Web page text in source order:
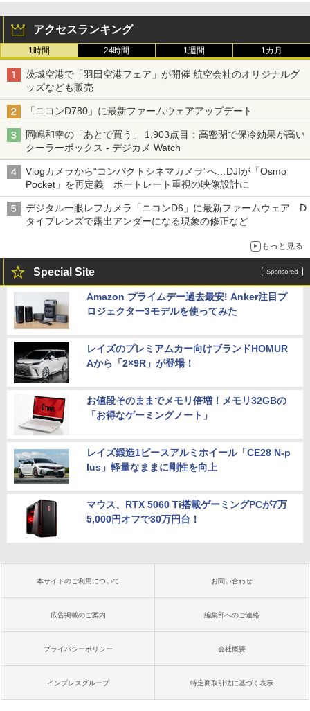
アクセスランキング
1時間 24時間 1週間 1カ月
茨城空港で「羽田空港フェア」が開催 航空会社のオリジナルグ
ッズなども販売
「ニコンD780」に最新ファームウェアアップデート
岡嶋和幸の「あとで買う」 1,903点目：高密閉で保冷効果が高い
クーラーボックス - デジカメ Watch
Vlogカメラから“コンパクトシネマカメラ”へ…DJIが「Osmo
Pocket」を再定義 ポートレート重視の映像設計に
デジタル一眼レフカメラ「ニコンD6」に最新ファームウェア D
タイプレンズで露出アンダーになる現象の修正など
もっと見る
Special Site
Amazon プライムデー過去最安! Anker注目プ
ロジェクター3モデルを使ってみた
レイズのプレミアムカー向けブランドHOMUR
Aから「2×9R」が登場！
お値段そのままでメモリ倍増！メモリ32GBの
「お得なゲーミングノート」
レイズ鍛造1ピースアルミホイール「CE28 N-p
lus」軽量なままに剛性を向上
マウス、RTX 5060 Ti搭載ゲーミングPCが7万
5,000円オフで30万円台！
本サイトのご利用について お問い合わせ
広告掲載のご案内 編集部へのご連絡
プライバシーポリシー 会社概要
インプレスグループ 特定商取引法に基づく表示